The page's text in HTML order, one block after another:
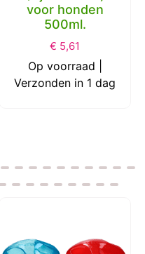
voor honden
500ml.
€ 5,61
Op voorraad |
Verzonden in 1 dag